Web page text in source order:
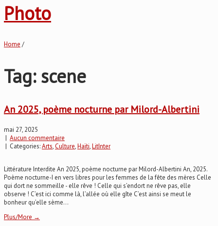
Photo
Home /
Tag: scene
An 2025, poème nocturne par Milord-Albertini
mai 27, 2025
| Aucun commentaire
| Categories:Arts,Culture,Haïti,LitInter
Littérature Interdite An 2025, poème nocturne par Milord-Albertini An, 2025.
Poème nocturne-I en vers libres pour les femmes de la fête des mères Celle
qui dort ne sommeille - elle rêve ! Celle qui s’endort ne rêve pas, elle
observe ! C’est ici comme là, l’allée où elle gîte C’est ainsi se meut le
bonheur qu’elle sème...
Plus/More →